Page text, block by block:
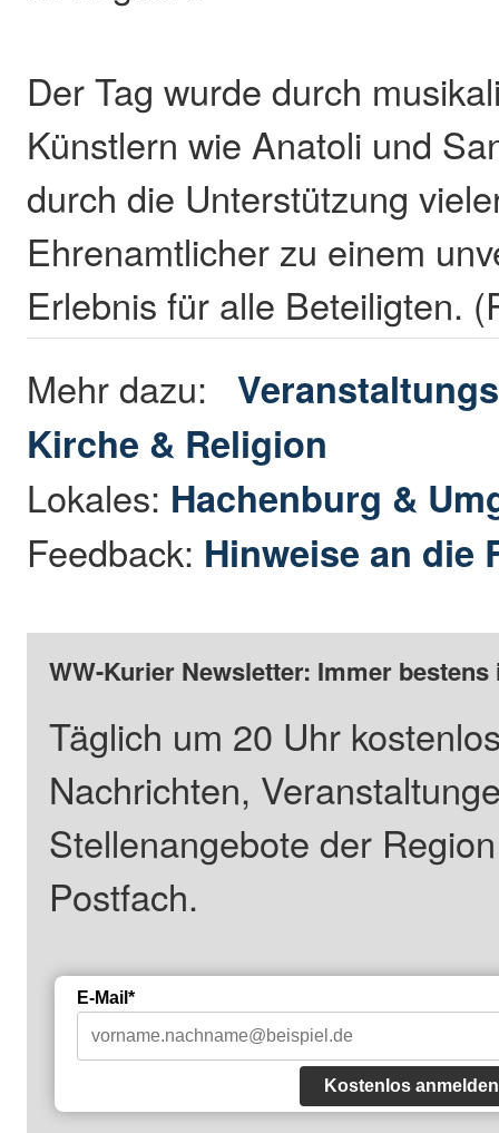
Der Tag wurde durch
Künstlern wie Anatoli und
durch die Unterstützung
Ehrenamtlicher zu einem
Erlebnis für alle Beteiligten.
Mehr dazu:
Kirche & Religion
Lokales: Hachenburg &
Feedback: Hinweise an die
WW-Kurier Newsletter: Immer
Täglich um 20 Uhr
Nachrichten,
Stellenangebote der
Postfach.
E-Mail*
Kostenlos anmelden